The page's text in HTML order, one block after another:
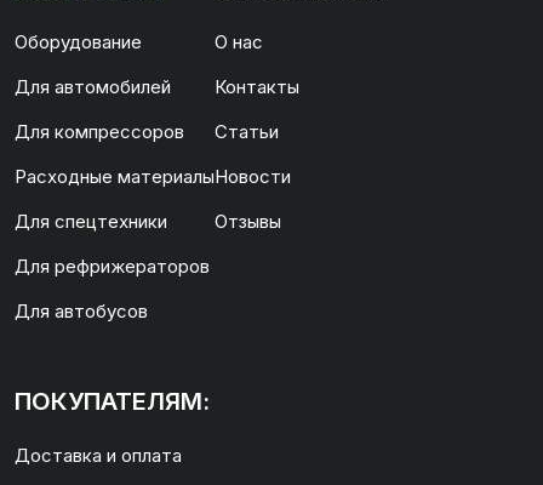
Оборудование
Для автомобилей
Для компрессоров
Расходные материалы
Для спецтехники
Для рефрижераторов
Для автобусов
О нас
Контакты
Статьи
Новости
Отзывы
ПОКУПАТЕЛЯМ:
Доставка и оплата